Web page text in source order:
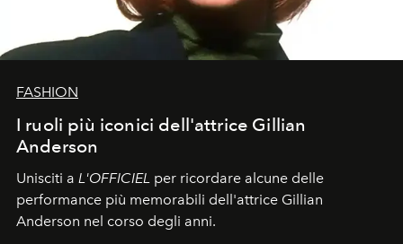
FASHION
I ruoli più iconici dell'attrice Gillian
Anderson
Unisciti a L'OFFICIEL per ricordare alcune delle
performance più memorabili dell'attrice Gillian
Anderson nel corso degli anni.